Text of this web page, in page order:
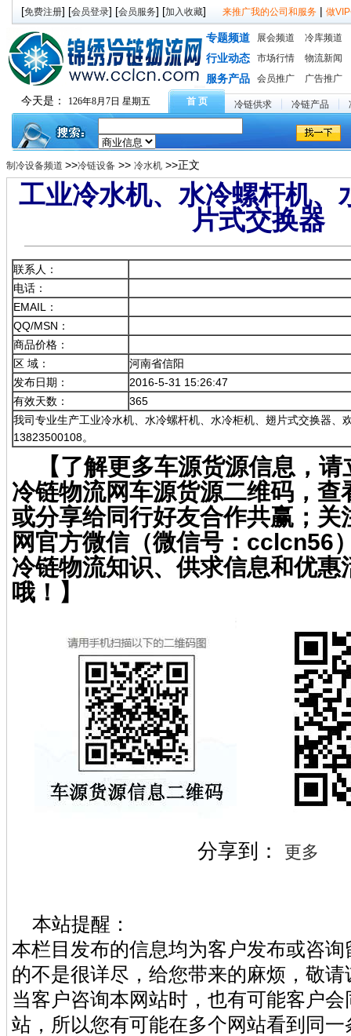
[免费注册] [会员登录] [会员服务] [加入收藏] 来推广我的公司和服务 | 做
专题频道 展会频道 冷库频道
行业动态 市场行情 物流新闻
服务产品 会员推广 广告推广
今天是： 126年8月7日 星期五 首 页 冷链供求 冷链产品
制冷设备频道 >>冷链设备>> 冷水机>>正文
工业冷水机、水冷螺杆机、
片式交换器
联系人：
电话：
EMAIL：
QQ/MSN：
商品价格：
区 域：
河南省信阳
发布日期：
2016-5-31 15:26:47
有效天数：
365
我司专业生产工业冷水机、水冷螺杆机、水冷柜机、翅片式交换器、
13823500108。
【了解更多车源货源信息，
冷链物流网车源货源二维码，查
或分享给同行好友合作共赢；关
网官方微信（微信号：cclcn56
冷链物流知识、供求信息和优惠
哦！】
分享到： 更多
本站提醒：
本栏目发布的信息均为客户发布或咨
的不是很详尽，给您带来的麻烦，敬请
当客户咨询本网站时，也有可能客户
站，所以您有可能在多个网站看到同